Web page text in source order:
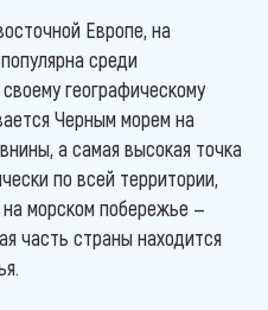
Европе, на
среди
географическому
Черным морем на
а самая высокая точка
по всей территории,
морском побережье —
часть страны находится